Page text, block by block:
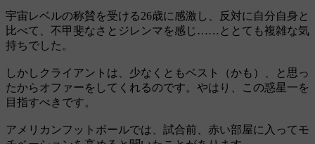
宇宙レベルの称賛を受ける26歳に感激し、反対に自分自身と
比べて、不甲斐なさとジレンマを感じ……ととても複雑な気
持ちでした。
しかしクライアントは、少なくともベスト（かも）、と思っ
たからオファーをしてくれるのです。やはり、この惑星一を
目指すべきです。
アメリカンフットボールでは、試合前、赤い部屋に入ってモ